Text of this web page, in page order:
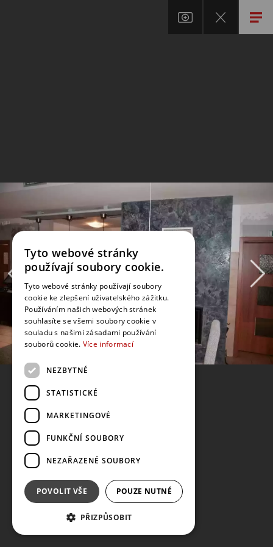
Tyto webové stránky
používají soubory cookie.
Tyto webové stránky používají soubory
cookie ke zlepšení uživatelského zážitku.
Používáním našich webových stránek
souhlasíte se všemi soubory cookie v
souladu s našimi zásadami používání
souborů cookie. Více informací
NEZBYTNÉ
STATISTICKÉ
MARKETINGOVÉ
FUNKČNÍ SOUBORY
NEZAŘAZENÉ SOUBORY
POVOLIT VŠE POUZE NUTNÉ
PŘIZPŮSOBIT